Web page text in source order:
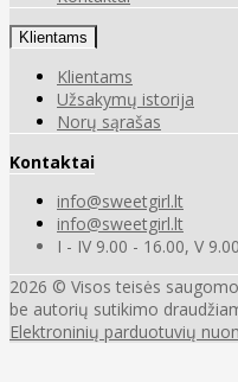
Klientams
Klientams
Užsakymų istorija
Norų sąrašas
Kontaktai
info@sweetgirl.lt
info@sweetgirl.lt
I - IV 9.00 - 16.00, V
2026 © Visos teisės
be autorių sutikimo
Elektroninių parduotuvių